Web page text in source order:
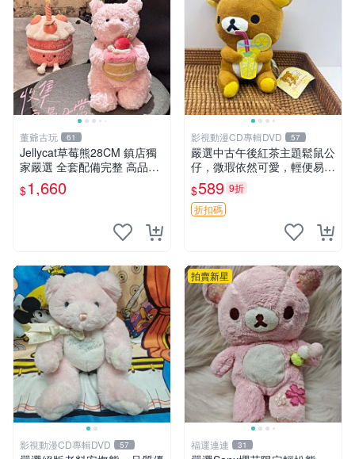
董爺古玩 61
Jellycat草莓熊28CM 鎮店獨
家嚴選 全套配備完整 高品質
收藏好物 紋章 玩具熊 定制熊
$1,660
影視動漫CD專輯DVD 57
嚴選中古午後紅茶主題鬆鼠公
仔，微瑕依然可愛，輕便易運
送 二手收藏推薦 工廠直營 快
遞到府 中古 玩偶 公仔
$589 9折
折扣碼
影視動漫CD專輯DVD 57
拍賣新星
福運連連 31